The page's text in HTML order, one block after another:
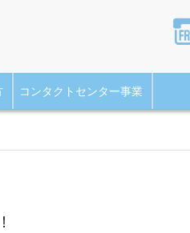
コンタクトセンター事業